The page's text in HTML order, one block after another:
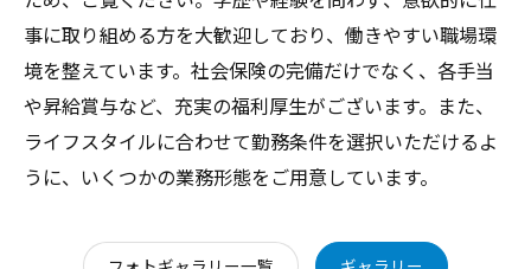
事に取り組める方を大歓迎しており、働きやすい職場環
境を整えています。社会保険の完備だけでなく、各手当
や昇給賞与など、充実の福利厚生がございます。また、
ライフスタイルに合わせて勤務条件を選択いただけるよ
うに、いくつかの業務形態をご用意しています。